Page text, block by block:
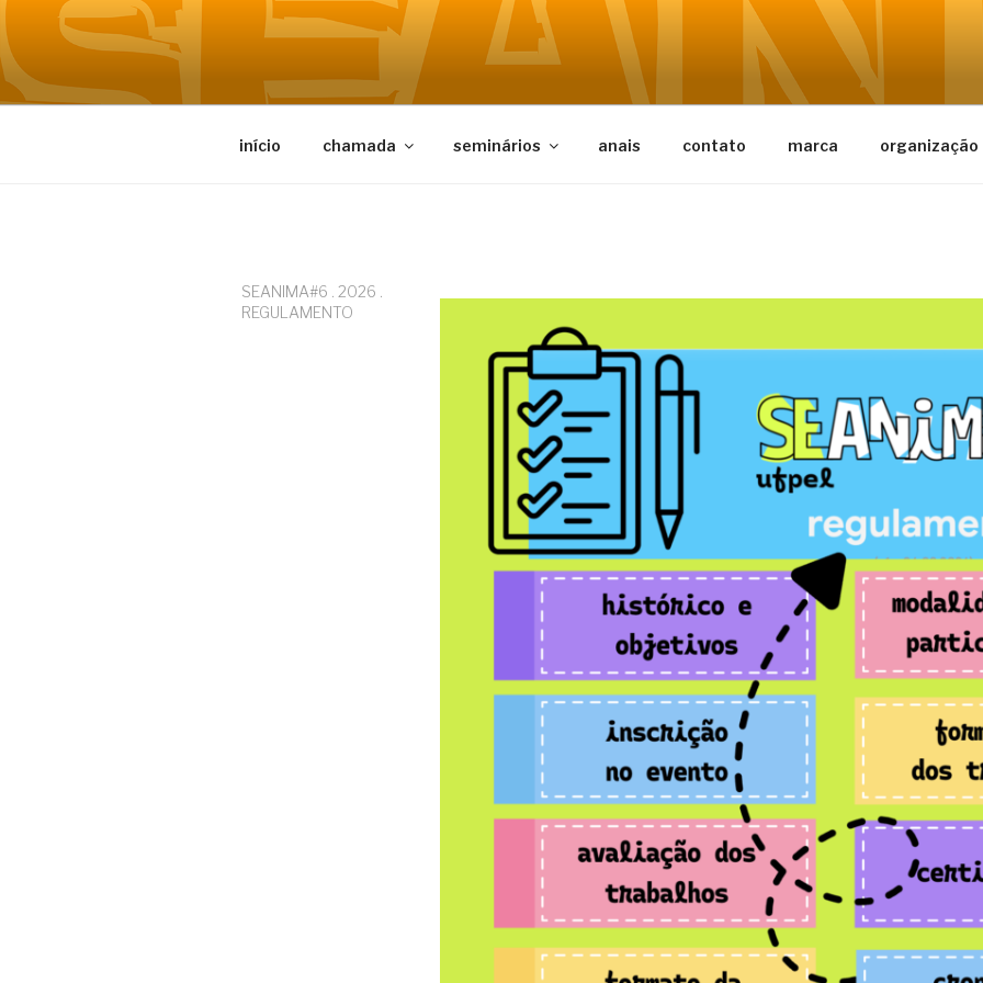
Pular
para
o
conteúdo
SEANIMA.ORG
Seminário Brasileiro de Estudos em Animação
início chamada seminários anais contato marca organização
SEANIMA#6 . 2026 .
REGULAMENTO